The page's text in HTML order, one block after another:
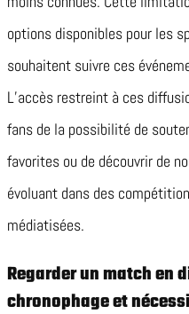
options disponibles pour les
souhaitent suivre ces
L’accès restreint à ces
fans de la possibilité de
favorites ou de découvrir de
évoluant dans des
médiatisées.
Regarder un match en
chronophage et